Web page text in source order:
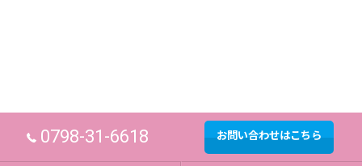
0798-31-6618 お問い合わせはこちら